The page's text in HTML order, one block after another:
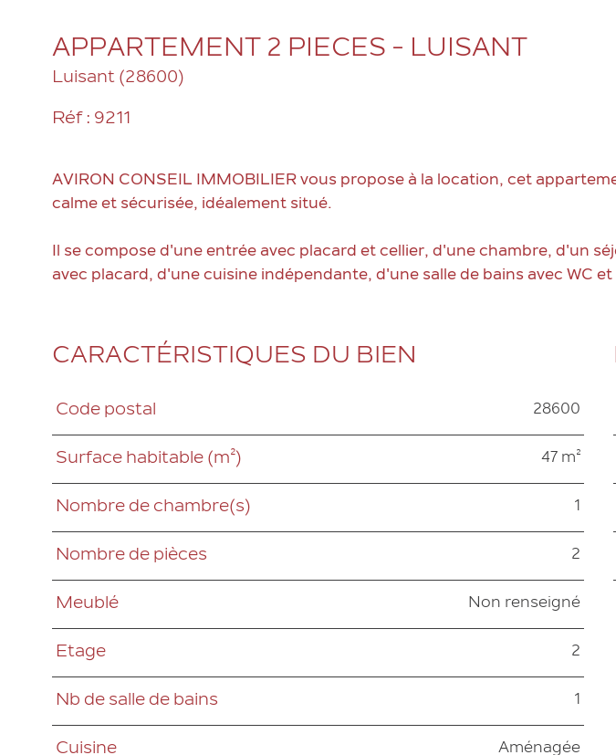
APPARTEMENT 2 PIECES - LUISANT
Luisant (28600)
Réf : 9211
AVIRON CONSEIL IMMOBILIER vous propose à la location, cet
calme et sécurisée, idéalement situé.
Il se compose d'une entrée avec placard et cellier, d'une chambre, d'un
avec placard, d'une cuisine indépendante, d'une salle de bains avec WC
CARACTÉRISTIQUES DU BIEN
Caractéristiques
Code postal 28600
Surface habitable (m²) 47 m²
Nombre de chambre(s) 1
Nombre de pièces 2
Meublé Non renseigné
Etage 2
Nb de salle de bains 1
Cuisine Aménagée